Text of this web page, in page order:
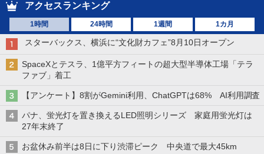
アクセスランキング
1時間 24時間 1週間 1カ月
スターバックス、横浜に“文化財カフェ”8月10日オープン
SpaceXとテスラ、1億平方フィートの超大型半導体工場「テラ
ファブ」着工
【アンケート】8割がGemini利用、ChatGPTは68% AI利用調査
パナ、蛍光灯を置き換えるLED照明シリーズ 家庭用蛍光灯は
27年末終了
お盆休み前半は8日に下り渋滞ピーク 中央道で最大45km